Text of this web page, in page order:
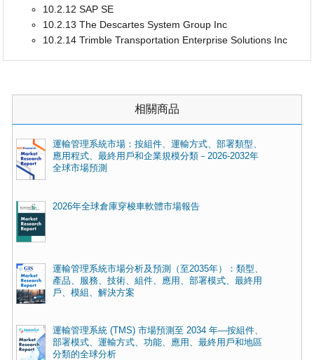
10.2.12 SAP SE
10.2.13 The Descartes System Group Inc
10.2.14 Trimble Transportation Enterprise Solutions Inc
相關商品
運輸管理系統市場：按組件、運輸方式、部署類型、
應用程式、最終用戶和企業規模分類－2026-2032年
全球市場預測
2026年全球倉庫穿梭車軟體市場報告
運輸管理系統市場分析及預測（至2035年）：類型、
產品、服務、技術、組件、應用、部署模式、最終用
戶、模組、解決方案
運輸管理系統 (TMS) 市場預測至 2034 年—按組件、
部署模式、運輸方式、功能、應用、最終用戶和地區
分類的全球分析